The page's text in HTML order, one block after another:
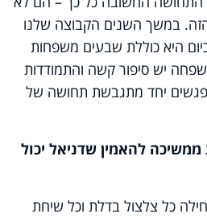
במשך השנים הקבוצה שלנו
היא כוללת שבעים משפחות
יש סיפור קשה והתמודדות
יחד מתגבשת תחושה של
להאמין שדניאל יכול
כל צלצול בדלת וכל שיחת